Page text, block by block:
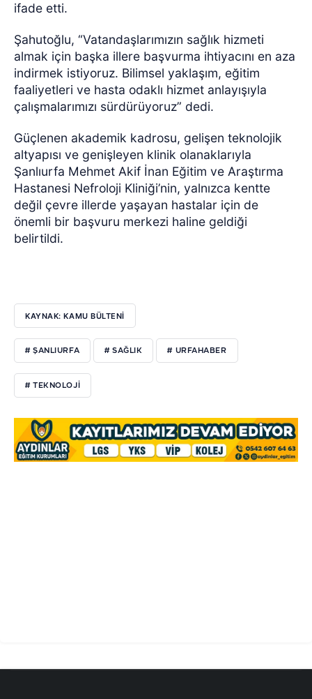
ifade etti.
Şahutoğlu, “Vatandaşlarımızın sağlık hizmeti
almak için başka illere başvurma ihtiyacını en aza
indirmek istiyoruz. Bilimsel yaklaşım, eğitim
faaliyetleri ve hasta odaklı hizmet anlayışıyla
çalışmalarımızı sürdürüyoruz” dedi.
Güçlenen akademik kadrosu, gelişen teknolojik
altyapısı ve genişleyen klinik olanaklarıyla
Şanlıurfa Mehmet Akif İnan Eğitim ve Araştırma
Hastanesi Nefroloji Kliniği’nin, yalnızca kentte
değil çevre illerde yaşayan hastalar için de
önemli bir başvuru merkezi haline geldiği
belirtildi.
KAYNAK: KAMU BÜLTENİ
# ŞANLIURFA # SAĞLIK # URFAHABER
# TEKNOLOJI